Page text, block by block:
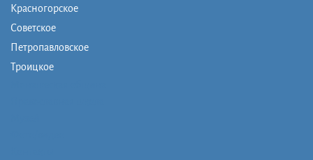
Красногорское
Советское
Петропавловское
Троицкое